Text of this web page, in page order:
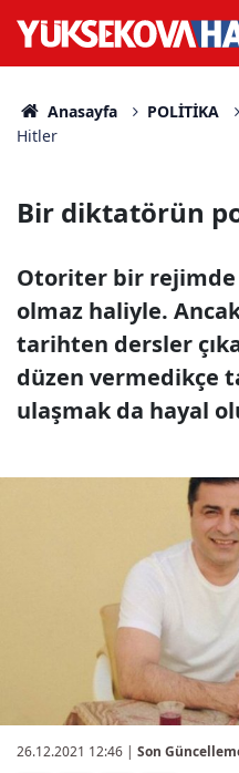
Anasayfa POLİTİKA
Hitler
Bir diktatörün
Otoriter bir rejimde
olmaz haliyle.
tarihten dersler
düzen vermedikçe
ulaşmak da hayal
26.12.2021 12:46 | Son